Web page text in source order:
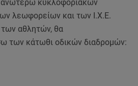
ανωτέρω κυκλοφοριακών
λεωφορείων και των Ι.Χ.Ε.
αθλητών, θα
των κάτωθι οδικών διαδρομών: